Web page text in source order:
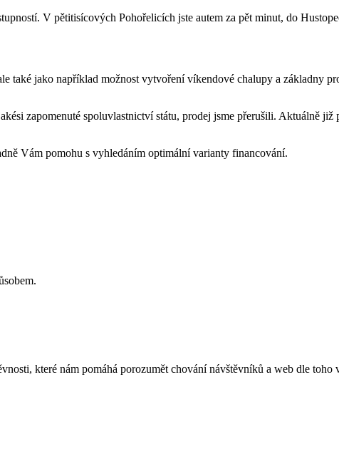
V pětitisícových Pohořelicích jste autem za pět minut, do
také jako například možnost vytvoření víkendové chalupy a základny
zapomenuté spoluvlastnictví státu, prodej jsme přerušili. Aktuálně již
Vám pomohu s vyhledáním optimální varianty financování.
které nám pomáhá porozumět chování návštěvníků a web dle